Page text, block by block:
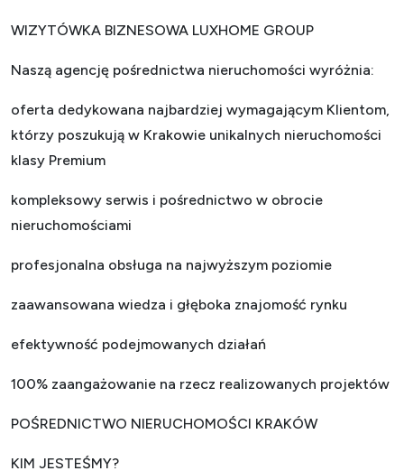
WIZYTÓWKA BIZNESOWA LUXHOME GROUP
Naszą agencję pośrednictwa nieruchomości wyróżnia:
oferta dedykowana najbardziej wymagającym Klientom,
którzy poszukują w Krakowie unikalnych nieruchomości
klasy Premium
kompleksowy serwis i pośrednictwo w obrocie
nieruchomościami
profesjonalna obsługa na najwyższym poziomie
zaawansowana wiedza i głęboka znajomość rynku
efektywność podejmowanych działań
100% zaangażowanie na rzecz realizowanych projektów
POŚREDNICTWO NIERUCHOMOŚCI KRAKÓW
KIM JESTEŚMY?